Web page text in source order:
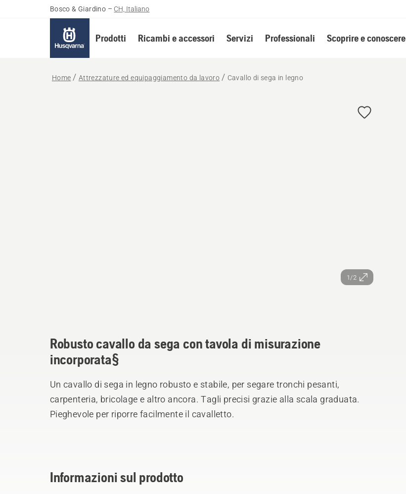
Bosco & Giardino – CH, Italiano
Prodotti Ricambi e accessori Servizi Professionali Scoprire e conoscere
Home Attrezzature ed equipaggiamento da lavoro Cavallo di sega in legno
1/2
Robusto cavallo da sega con tavola di misurazione
incorporata§
Un cavallo di sega in legno robusto e stabile, per segare tronchi pesanti,
carpenteria, bricolage e altro ancora. Tagli precisi grazie alla scala graduata.
Pieghevole per riporre facilmente il cavalletto.
Informazioni sul prodotto